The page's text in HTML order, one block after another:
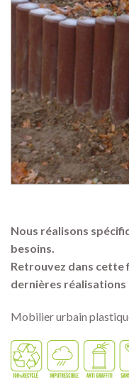
Nous réalisons
besoins.
Retrouvez dans cette
dernières réalisations
Mobilier urbain